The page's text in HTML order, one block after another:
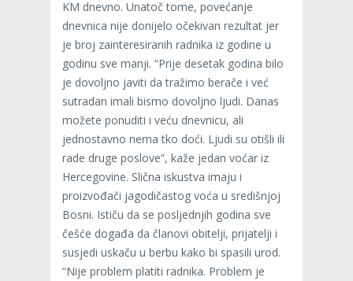
KM dnevno. Unatoč tome, povećanje
dnevnica nije donijelo očekivan rezultat jer
je broj zainteresiranih radnika iz godine u
godinu sve manji. “Prije desetak godina bilo
je dovoljno javiti da tražimo berače i već
sutradan imali bismo dovoljno ljudi. Danas
možete ponuditi i veću dnevnicu, ali
jednostavno nema tko doći. Ljudi su otišli ili
rade druge poslove”, kaže jedan voćar iz
Hercegovine. Slična iskustva imaju i
proizvođači jagodičastog voća u središnjoj
Bosni. Ističu da se posljednjih godina sve
češće događa da članovi obitelji, prijatelji i
susjedi uskaču u berbu kako bi spasili urod.
“Nije problem platiti radnika. Problem je